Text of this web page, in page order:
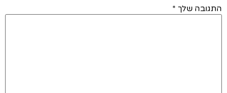
התגובה שלך *